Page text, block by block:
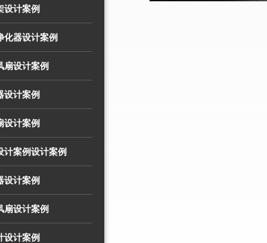
计案例
器设计案例
设计案例
计案例
计案例
案例设计案例
计案例
设计案例
计案例